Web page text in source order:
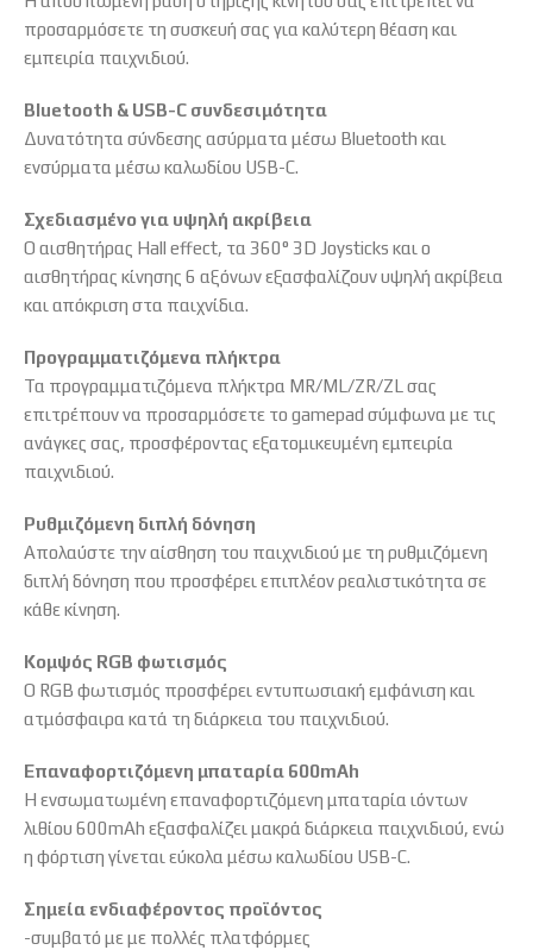
προσαρμόσετε τη συσκευή σας για καλύτερη θέαση και
εμπειρία παιχνιδιού.
Bluetooth & USB-C συνδεσιμότητα
Δυνατότητα σύνδεσης ασύρματα μέσω Bluetooth και
ενσύρματα μέσω καλωδίου USB-C.
Σχεδιασμένο για υψηλή ακρίβεια
Ο αισθητήρας Hall effect, τα 360° 3D Joysticks και ο
αισθητήρας κίνησης 6 αξόνων εξασφαλίζουν υψηλή ακρίβεια
και απόκριση στα παιχνίδια.
Προγραμματιζόμενα πλήκτρα
Τα προγραμματιζόμενα πλήκτρα MR/ML/ZR/ZL σας
επιτρέπουν να προσαρμόσετε το gamepad σύμφωνα με τις
ανάγκες σας, προσφέροντας εξατομικευμένη εμπειρία
παιχνιδιού.
Ρυθμιζόμενη διπλή δόνηση
Απολαύστε την αίσθηση του παιχνιδιού με τη ρυθμιζόμενη
διπλή δόνηση που προσφέρει επιπλέον ρεαλιστικότητα σε
κάθε κίνηση.
Κομψός RGB φωτισμός
Ο RGB φωτισμός προσφέρει εντυπωσιακή εμφάνιση και
ατμόσφαιρα κατά τη διάρκεια του παιχνιδιού.
Επαναφορτιζόμενη μπαταρία 600mAh
Η ενσωματωμένη επαναφορτιζόμενη μπαταρία ιόντων
λιθίου 600mAh εξασφαλίζει μακρά διάρκεια παιχνιδιού, ενώ
η φόρτιση γίνεται εύκολα μέσω καλωδίου USB-C.
Σημεία ενδιαφέροντος προϊόντος
-συμβατό με με πολλές πλατφόρμες